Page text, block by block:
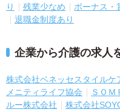
り
残業少なめ ボーナス・
退職金制度あり
企業から介護の求人
株式会社ベネッセスタイルケ
メニティライフ協会
ＳＯＭ
ルー株式会社
株式会社